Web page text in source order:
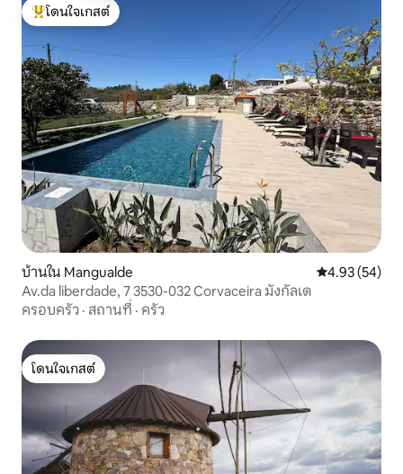
โดนใจเกสต์ที่สุด
โดนใจเกสต์
บ้านใน Mangualde คะแนนเฉลี่ย
4.93 (54)
Av.da liberdade, 7 3530-032 Corvaceira มังกัลเด
ครอบครัว · สถานที่ · ครัว
โดนใจเกสต์
โดนใจเกสต์